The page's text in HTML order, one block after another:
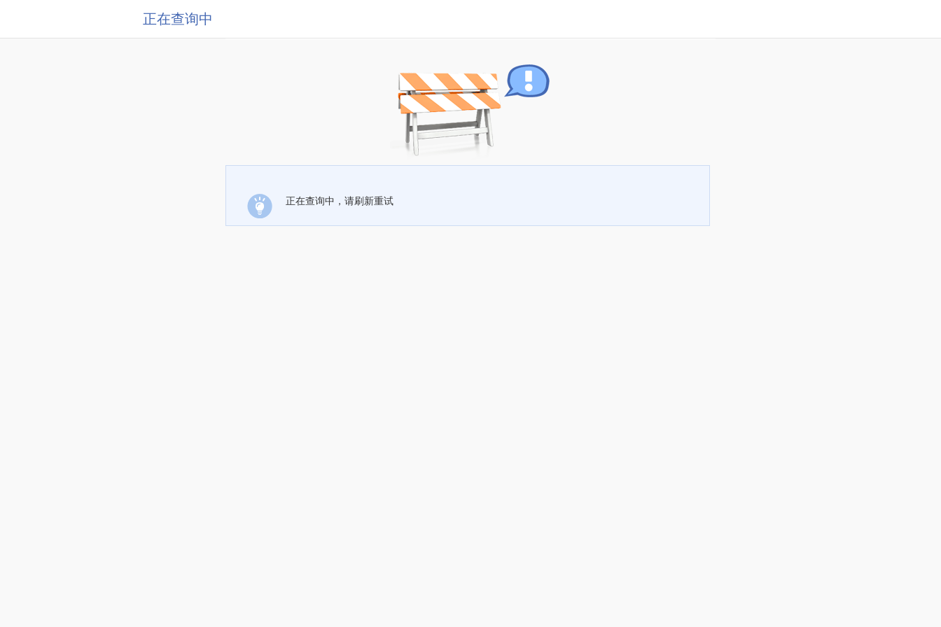
正在查询中
正在查询中，请刷新重试